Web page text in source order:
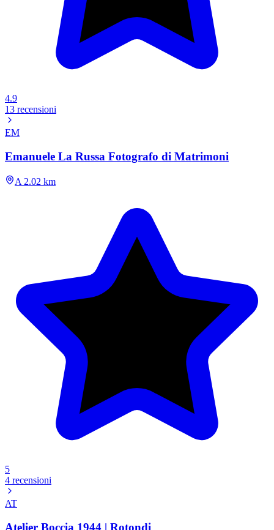
4.9
13 recensioni
EM
Emanuele La Russa Fotografo di Matrimoni
A 2.02 km
5
4 recensioni
AT
Atelier Boccia 1944 | Rotondi